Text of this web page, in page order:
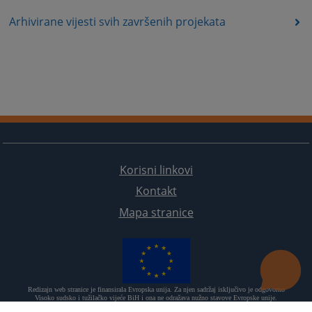
Arhivirane vijesti svih završenih projekata
Korisni linkovi
Kontakt
Mapa stranice
Redizajn web stranice je finansirala Evropska unija. Za njen sadržaj isključivo je odgovorno
Visoko sudsko i tužilačko vijeće BiH i ona ne odražava nužno stavove Evropske unije.